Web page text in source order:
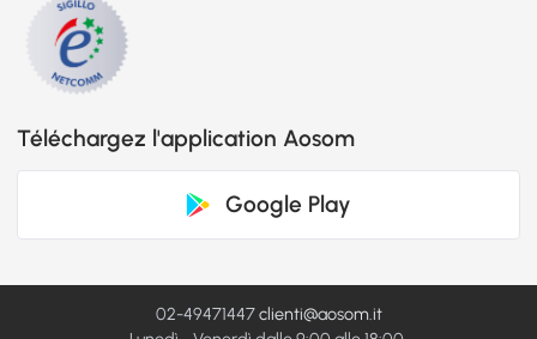
Téléchargez l'application Aosom
Google Play
02-49471447clienti@aosom.it